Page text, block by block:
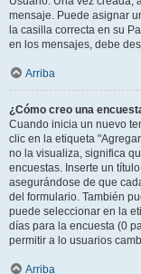
mensaje. Puede asignar
la casilla correcta en su
en los mensajes, debe
Arriba
¿Cómo creo una
Cuando inicia un nuevo
clic en la etiqueta
no la visualiza, significa
encuestas. Inserte un
asegurándose de que
del formulario. También
puede seleccionar en la
días para la encuesta (0
permitir a lo usuarios
Arriba